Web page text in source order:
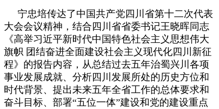
宁忠培传达了中国共产党四川省第十二次代表
大会会议精神，结合四川省省委书记王晓晖同志
《高举习近平新时代中国特色社会主义思想伟大
旗帜 团结奋进全面建设社会主义现代化四川新征
程》的报告内容，从总结过去五年治蜀兴川各项
事业发展成就、分析四川发展所处的历史方位和
时代背景、提出未来五年全省工作的总体要求和
奋斗目标、部署“五位一体”建设和党的建设重点